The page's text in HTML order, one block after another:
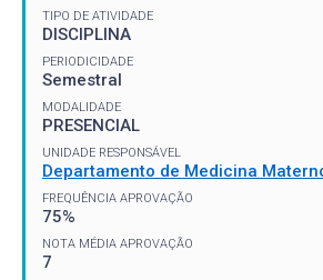
TIPO DE ATIVIDADE
DISCIPLINA
PERIODICIDADE
Semestral
MODALIDADE
PRESENCIAL
UNIDADE RESPONSÁVEL
Departamento de Medicina
FREQUÊNCIA APROVAÇÃO
75%
NOTA MÉDIA APROVAÇÃO
7